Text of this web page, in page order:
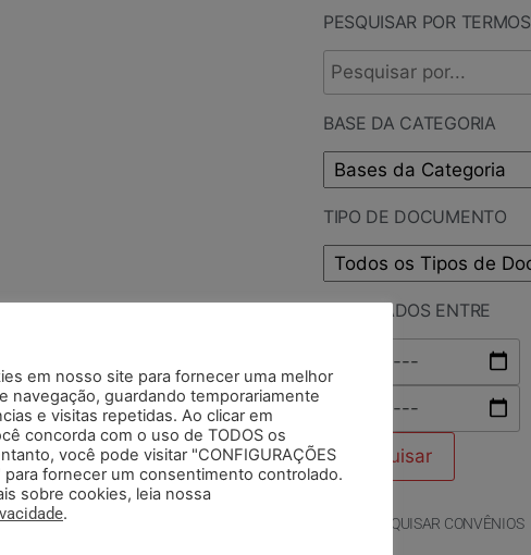
PESQUISAR POR TERMOS
BASE DA CATEGORIA
TIPO DE DOCUMENTO
PUBLICADOS ENTRE
PESQUISAR CONVÊNIOS
em nosso site para fornecer uma melhor
navegação, guardando temporariamente
e visitas repetidas. Ao clicar em
concorda com o uso de TODOS os
você pode visitar "CONFIGURAÇÕES
para fornecer um consentimento controlado.
sobre cookies, leia nossa
.